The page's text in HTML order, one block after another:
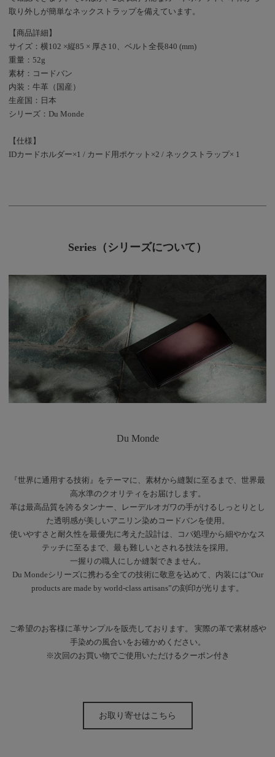
取り外しが簡単なネックストラップを備えています。
【商品詳細】
サイズ：横102 ×縦85 × 厚さ10、ベルト全長840 (mm)
重量：52g
素材：コードバン
内装：牛革（国産）
生産国：日本
シリーズ：Du Monde
【仕様】
IDカードホルダー×1 / カード用ポケット×2 / ネックストラップ× 1
Series（シリーズについて）
Du Monde
『世界に通用する技術』をテーマに、素材から縫製に至るまで、世界最
高水準のクオリティをお届けします。
革は最高品質を誇るタンナー、レーデルオガワの手がけるしっとりとし
た透明感が美しいアニリン染めコードバンを使用。
使いやすさと耐久性を最優先に考えた設計は、コバ処理から細やかなス
テッチに至るまで、最も難しいとされる技法を採用。
一握りの職人にしか縫製できません。
Du Mondeシリーズに携わる全ての技術に敬意を込めて、内装には”Our
products are made by world-class artisans”の刻印が光ります。
ご希望のお客様に革サンプルを販売しております。 実際の革で素材感や
手染めの風合いをお確かめください。
※次回のお買い物でご使用いただけるクーポン付き
お取り寄せはこちら